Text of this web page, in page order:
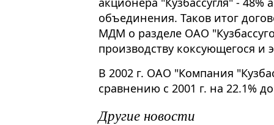
объединения. Таков итог
МДМ о разделе ОАО
производству коксующегося и
В 2002 г. ОАО "Компания
сравнению с 2001 г. на 22.1%
Другие новости